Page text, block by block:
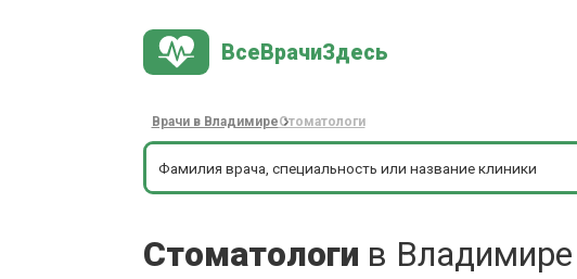
ВсеВрачиЗдесь
Врачи в ВладимиреСтоматологи
Стоматологи в Владимире